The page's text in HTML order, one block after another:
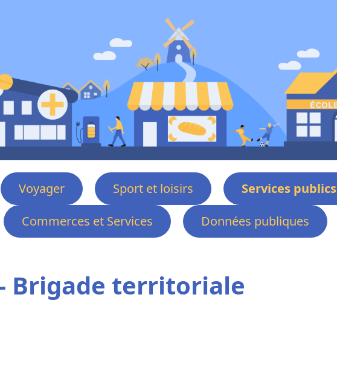
Voyager Sport et loisirs Services publics
Commerces et Services
Données publiques
- Brigade territoriale